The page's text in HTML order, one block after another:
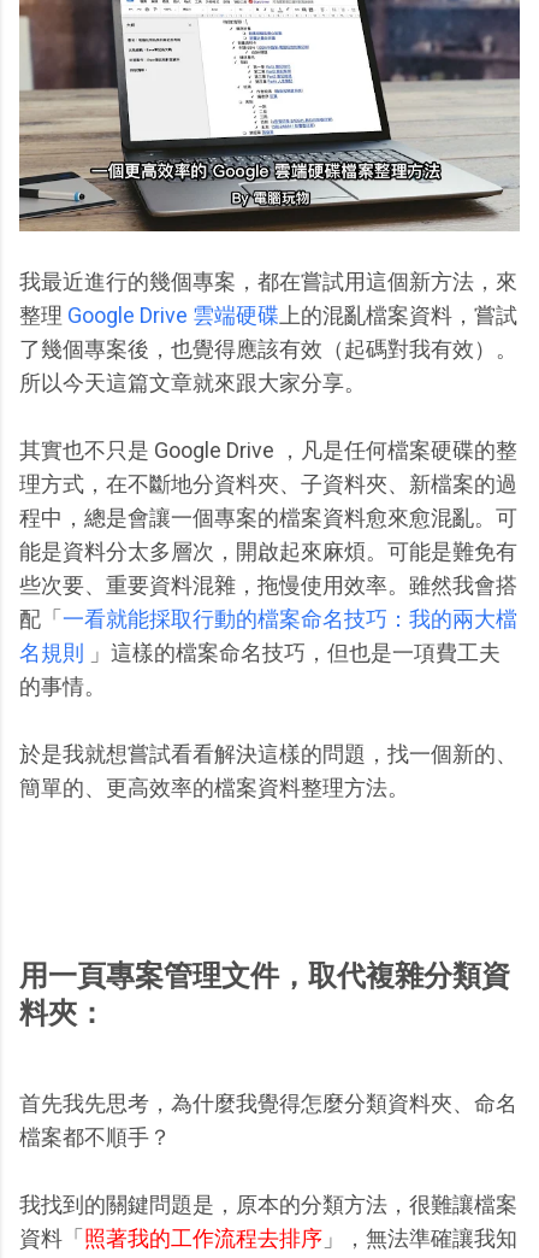
我最近進行的幾個專案，都在嘗試用這個新方法，來
整理 Google Drive 雲端硬碟上的混亂檔案資料，嘗試
了幾個專案後，也覺得應該有效（起碼對我有效）。
所以今天這篇文章就來跟大家分享。
其實也不只是 Google Drive ，凡是任何檔案硬碟的整
理方式，在不斷地分資料夾、子資料夾、新檔案的過
程中，總是會讓一個專案的檔案資料愈來愈混亂。可
能是資料分太多層次，開啟起來麻煩。可能是難免有
些次要、重要資料混雜，拖慢使用效率。雖然我會搭
配「 一看就能採取行動的檔案命名技巧：我的兩大檔
名規則
」這樣的檔案命名技巧，但也是一項費工夫
的事情。
於是我就想嘗試看看解決這樣的問題，找一個新的、
簡單的、更高效率的檔案資料整理方法。
用一頁專案管理文件，取代複雜分類資
料夾：
首先我先思考，為什麼我覺得怎麼分類資料夾、命名
檔案都不順手？
我找到的關鍵問題是，原本的分類方法，很難讓檔案
資料「 照著我的工作流程去排序 」，無法準確讓我知